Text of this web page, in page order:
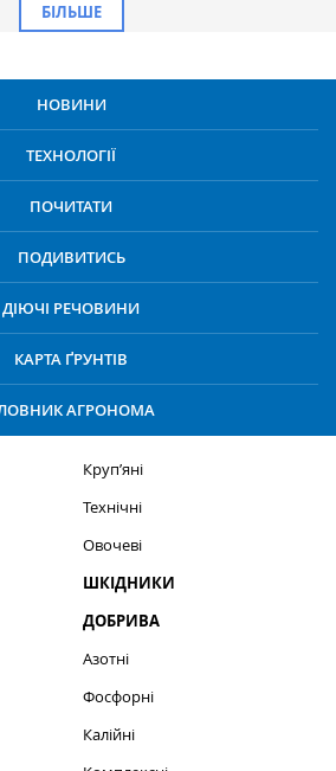
БІЛЬШЕ
НОВИНИ
ТЕХНОЛОГІЇ
ПОЧИТАТИ
ПОДИВИТИСЬ
ДІЮЧІ РЕЧОВИНИ
КАРТА ҐРУНТІВ
АГРОНОМА
Круп’яні
Технічні
Овочеві
ШКІДНИКИ
ДОБРИВА
Азотні
Фосфорні
Калійні